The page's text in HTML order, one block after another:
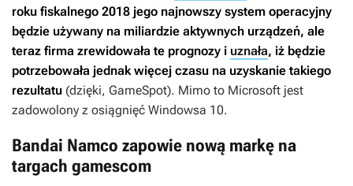
roku fiskalnego 2018 jego najnowszy system operacyjny
będzie używany na miliardzie aktywnych urządzeń, ale
teraz firma zrewidowała te prognozy i uznała, iż będzie
potrzebowała jednak więcej czasu na uzyskanie takiego
rezultatu (dzięki, GameSpot). Mimo to Microsoft jest
zadowolony z osiągnięć Windowsa 10.
Bandai Namco zapowie nową markę na
targach gamescom